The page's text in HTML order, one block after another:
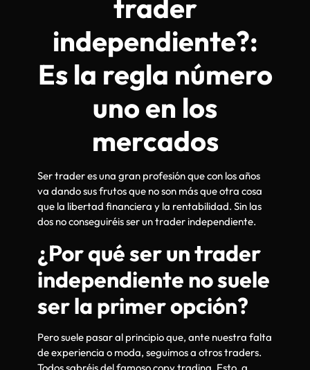
trader
independiente?:
Es la regla número
uno en los
mercados
Ser trader es una gran profesión que con los años
va dando sus frutos que no son más que otra cosa
que la libertad financiera y la rentabilidad. Sin las
dos no conseguiréis ser un trader independiente.
¿Por qué ser un trader
independiente no suele
ser la primer opción?
Pero suele pasar al principio que, ante nuestra falta
de experiencia o moda, seguimos a otros traders.